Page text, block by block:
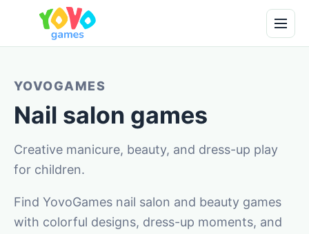
YOVOGAMES
Nail salon games
Creative manicure, beauty, and dress-up play
for children.
Find YovoGames nail salon and beauty games
with colorful designs, dress-up moments, and